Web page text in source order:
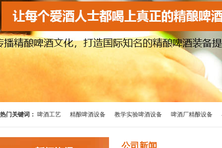
热门关键词： 啤酒工艺 精酿啤酒设备 教学实验啤酒设备 啤酒厂精酿设备
公司新闻